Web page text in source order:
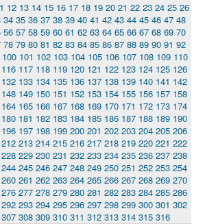
12 13 14 15 16 17 18 19 20 21 22 23 24 25 26
34 35 36 37 38 39 40 41 42 43 44 45 46 47 48
56 57 58 59 60 61 62 63 64 65 66 67 68 69 70
78 79 80 81 82 83 84 85 86 87 88 89 90 91 92
100 101 102 103 104 105 106 107 108 109 110
116 117 118 119 120 121 122 123 124 125 126
132 133 134 135 136 137 138 139 140 141 142
148 149 150 151 152 153 154 155 156 157 158
164 165 166 167 168 169 170 171 172 173 174
180 181 182 183 184 185 186 187 188 189 190
196 197 198 199 200 201 202 203 204 205 206
212 213 214 215 216 217 218 219 220 221 222
228 229 230 231 232 233 234 235 236 237 238
244 245 246 247 248 249 250 251 252 253 254
260 261 262 263 264 265 266 267 268 269 270
276 277 278 279 280 281 282 283 284 285 286
292 293 294 295 296 297 298 299 300 301 302
307 308 309 310 311 312 313 314 315 316